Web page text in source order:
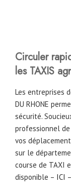
Circuler
les TAXIS
Les entreprises
DU RHONE
sécurité.
professionnel
vos
sur le
course de TAXI
disponible – ICI –